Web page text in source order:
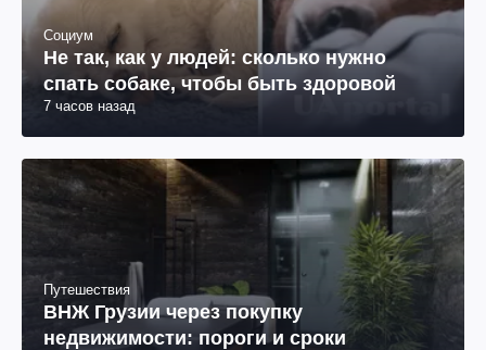
Социум
Не так, как у людей: сколько нужно
спать собаке, чтобы быть здоровой
7 часов назад
Путешествия
ВНЖ Грузии через покупку
недвижимости: пороги и сроки